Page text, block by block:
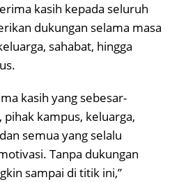
kasih kepada seluruh
dukungan selama masa
sahabat, hingga
kasih yang sebesar-
kampus, keluarga,
semua yang selalu
Tanpa dukungan
sampai di titik ini,”